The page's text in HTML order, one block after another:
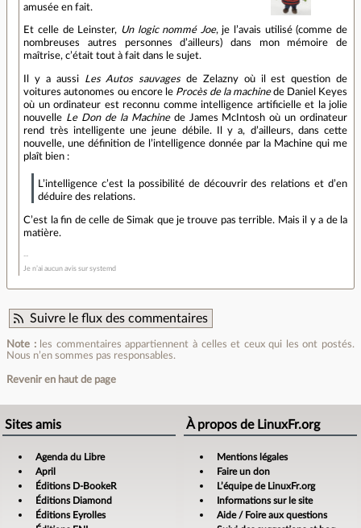
amusée en fait.
Et celle de Leinster, Un logic nommé Joe, je l’avais utilisé (comme de
nombreuses autres personnes d’ailleurs) dans mon mémoire de
maîtrise, c’était tout à fait dans le sujet.
Il y a aussi Les Autos sauvagesde Zelazny où il est question de
voitures autonomes ou encore le Procès de la machinede Daniel Keyes
où un ordinateur est reconnu comme intelligence artificielle et la jolie
nouvelle Le Don de la Machinede James McIntosh où un ordinateur
rend très intelligente une jeune débile. Il y a, d’ailleurs, dans cette
nouvelle, une définition de l’intelligence donnée par la Machine qui me
plaît bien :
L’intelligence c’est la possibilité de découvrir des relations et d’en
déduire des relations.
C’est la fin de celle de Simak que je trouve pas terrible. Mais il y a de la
matière.
Je n’ai aucun avis sur systemd
Suivre le flux des commentaires
Note :les commentaires appartiennent à celles et ceux qui les ont postés.
Nous n’en sommes pas responsables.
Revenir en haut de page
Sites amis
Agenda du Libre
April
Éditions D-BookeR
Éditions Diamond
Éditions Eyrolles
À propos de LinuxFr.org
Mentions légales
Faire un don
L’équipe de LinuxFr.org
Informations sur le site
Aide / Foire aux questions